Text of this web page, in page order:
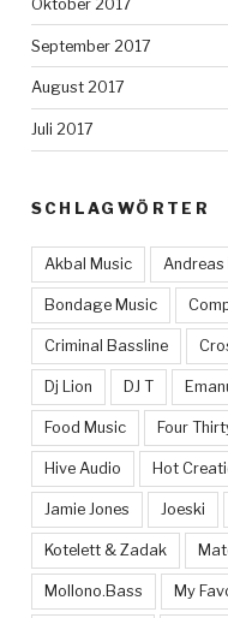
Oktober 2017
September 2017
August 2017
Juli 2017
SCHLAGWÖRTER
Akbal Music Andreas
Bondage Music
Criminal Bassline
Dj Lion DJ T
Food Music Four
Hive Audio Hot
Jamie Jones Joeski
Kotelett & Zadak
Mollono.Bass My